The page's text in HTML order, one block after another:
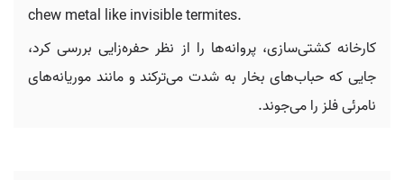
chew metal like invisible termites.
کارخانه کشتی‌سازی، پروانه‌ها را از نظر حفره‌زایی بررسی کرد،
جایی که حباب‌های بخار به شدت می‌ترکند و مانند موریانه‌های
نامرئی فلز را می‌جوند.